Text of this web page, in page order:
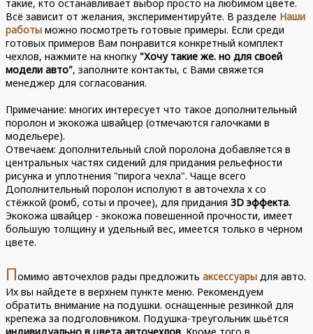
такие, кто останавливает выбор просто на любимом цвете.
Всё зависит от желания, экспериментируйте. В разделе Наши
работы можно посмотреть готовые примеры. Если среди
готовых примеров Вам понравится конкретный комплект
чехлов, нажмите на кнопку "Хочу такие же. но для своей
модели авто", заполните контакты, с Вами свяжется
менеджер для согласования.
Примечание: многих интересует что такое дополнительный
поролон и экокожа швайцер (отмечаются галочками в
модельере).
Отвечаем: дополнительный слой поролона добавляется в
центральных частях сидений для придания рельефности
рисунка и уплотнения "пирога чехла". Чаще всего
Дополнительный поролон исполуют в авточехла х со
стёжкой (ромб, соты и прочее), для придания3D эффекта.
Экокожа швайцер - экокожа повешенной прочности, имеет
большую толщину и удельный вес, имеется только в чёрном
цвете.
Помимо авточехлов рады предложитьаксессуары для авто.
Их вы найдете в верхнем пункте меню. Рекомендуем
обратить внимание на подушки. оснащенные резинкой для
крепежа за подголовником. Подушка-треугольник шьётся
индивидуально в цвета авточехлов. Кроме того в